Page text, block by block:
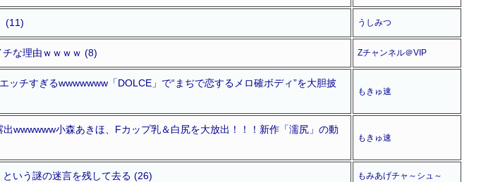
(11) うしみつ
チな理由ｗｗｗｗ (8) Zチャンネル＠VIP
ッチすぎるwwwwwww「DOLCE」で“まぢで恋するメロ確ボディ”を大胆披
もきゅ速
wwwwww小森あきほ、Fカップ乳＆白尻を大放出！！！新作「濡尻」の動
もきゅ速
いう謎の迷言を残して去る (26) もみあげチャ～シュ～